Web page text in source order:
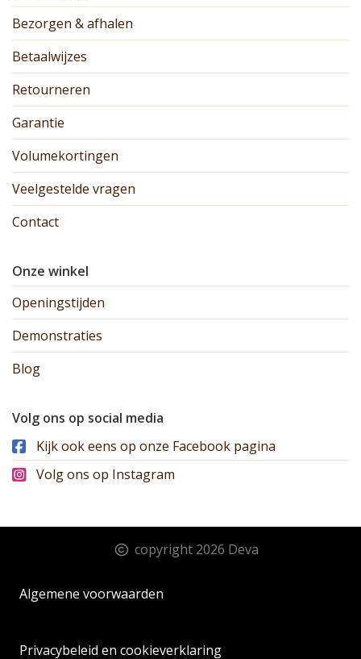
Bezorgen & afhalen
Betaalwijzes
Retourneren
Garantie
Volumekortingen
Veelgestelde vragen
Contact
Onze winkel
Openingstijden
Demonstraties
Blog
Volg ons op social media
Kijk ook eens op onze Facebook pagina
Volg ons op Instagram
copyright 2026 Deva
Algemene voorwaarden
Privacybeleid en cookieverklaring